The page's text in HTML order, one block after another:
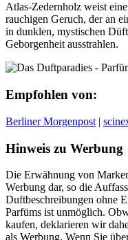
Atlas-Zedernholz weist
rauchigen Geruch, der an
in dunklen, mystischen
Geborgenheit ausstrahlen.
Empfohlen von:
Berliner Morgenpost |
Hinweis zu Werbung
Die Erwähnung von
Werbung dar, so die
Duftbeschreibungen ohne
Parfüms ist unmöglich.
kaufen, deklarieren wir
als Werbung. Wenn Sie